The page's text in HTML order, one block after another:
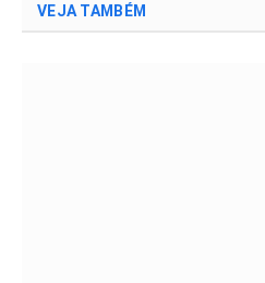
VEJA TAMBÉM